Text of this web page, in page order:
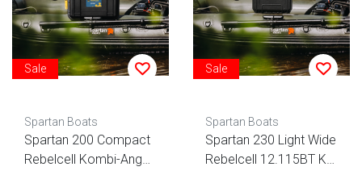
Sale
Spartan Boats
Spartan 200 Compact
Rebelcell Kombi-Angeb
Sale
Spartan Boats
Spartan 230 Light Wide
Rebelcell 12.115BT Ko